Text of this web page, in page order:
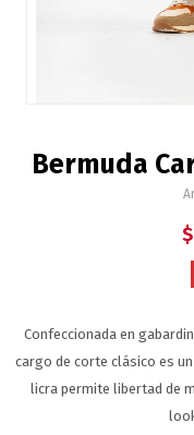
Bermuda
$
Confeccionada en
cargo de corte clásico es
licra permite libertad de